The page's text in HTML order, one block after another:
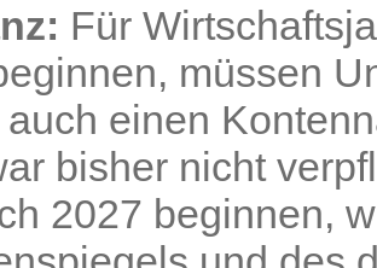
Für
müssen
einen
bisher nicht
2027 beginnen,